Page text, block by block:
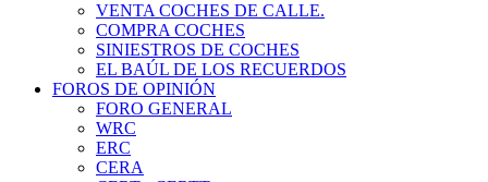
VENTA COCHES DE CALLE.
COMPRA COCHES
SINIESTROS DE COCHES
EL BAÚL DE LOS RECUERDOS
FOROS DE OPINIÓN
FORO GENERAL
WRC
ERC
CERA